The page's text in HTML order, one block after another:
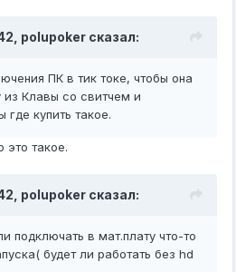
polupoker сказал:
ПК в тик токе, чтобы она
Клавы со свитчем и
купить такое.
это такое.
polupoker сказал:
подключать в мат.плату что-то
будет ли работать без hd